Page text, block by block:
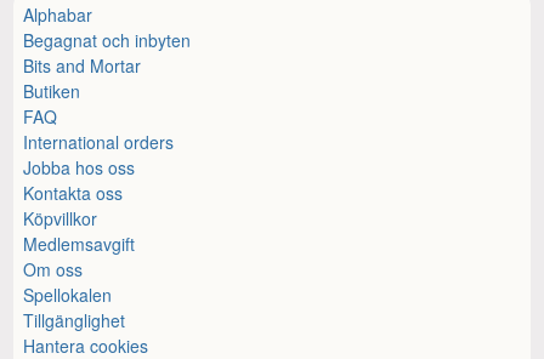
Alphabar
Begagnat och inbyten
Bits and Mortar
Butiken
FAQ
International orders
Jobba hos oss
Kontakta oss
Köpvillkor
Medlemsavgift
Om oss
Spellokalen
Tillgänglighet
Hantera cookies